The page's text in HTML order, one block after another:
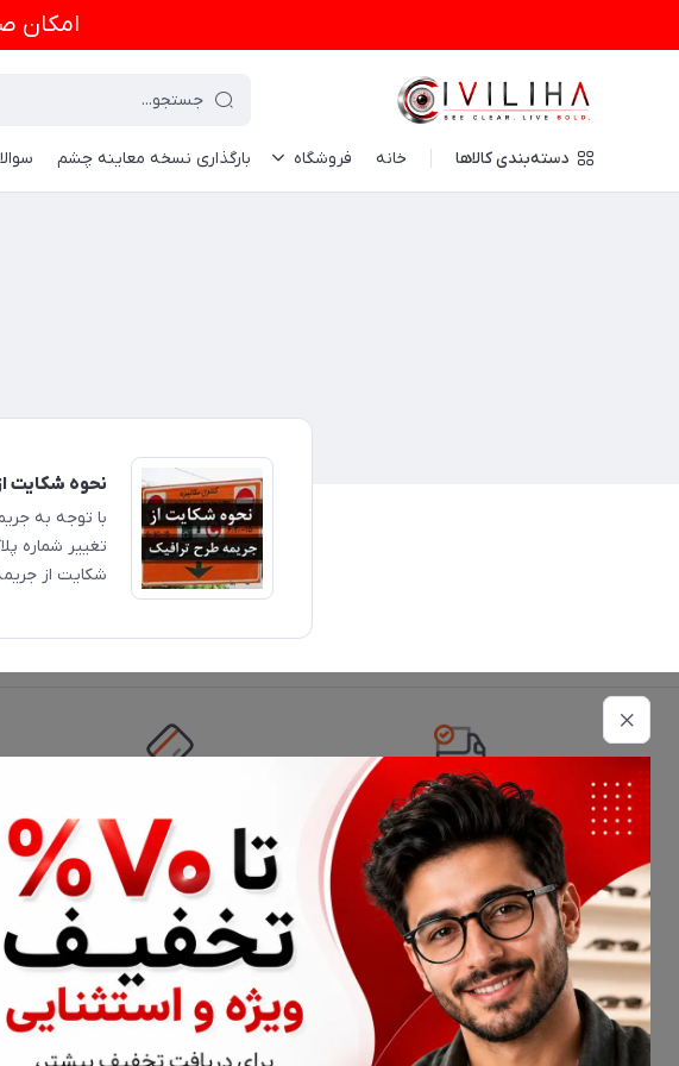
امكان
دسته‌بندی کالاها خانه فروشگاه بارگذاری نسخه معاینه چشم
نحوه شکایت
با توجه به
تغییر شماره
شکایت از
تحویل اکسپرس
اطلاعات تماس
02177116909
info@civiliha.com
ارسال فوری در تهران + ارسال به سراسر کشور
دسترسی
حساب کاربری
مجله فروشگاه
لیست